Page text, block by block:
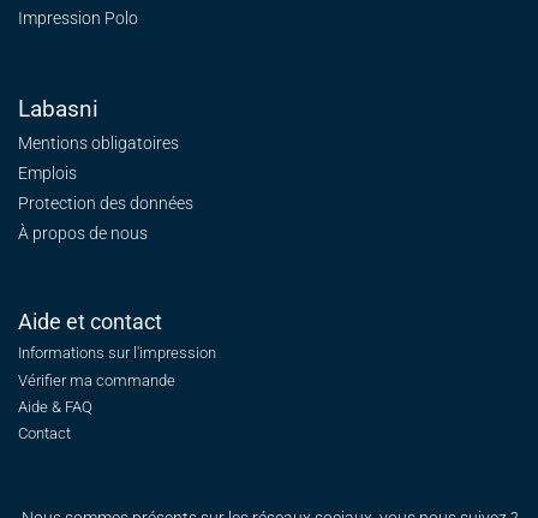
Impression Polo
Labasni
Mentions obligatoires
Emplois
Protection des données
À propos de nous
Aide et contact
Informations sur l'impression
Vérifier ma commande
Aide & FAQ
Contact